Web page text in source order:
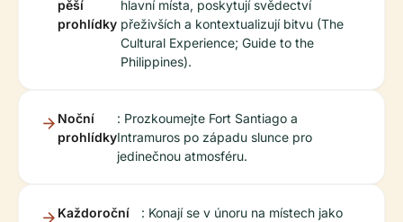
pěší
prohlídky
hlavní místa, poskytují svědectví
přeživších a kontextualizují bitvu (The
Cultural Experience; Guide to the
Philippines).
Noční
prohlídky
: Prozkoumejte Fort Santiago a
Intramuros po západu slunce pro
jedinečnou atmosféru.
Každoroční
: Konají se v únoru na místech jako